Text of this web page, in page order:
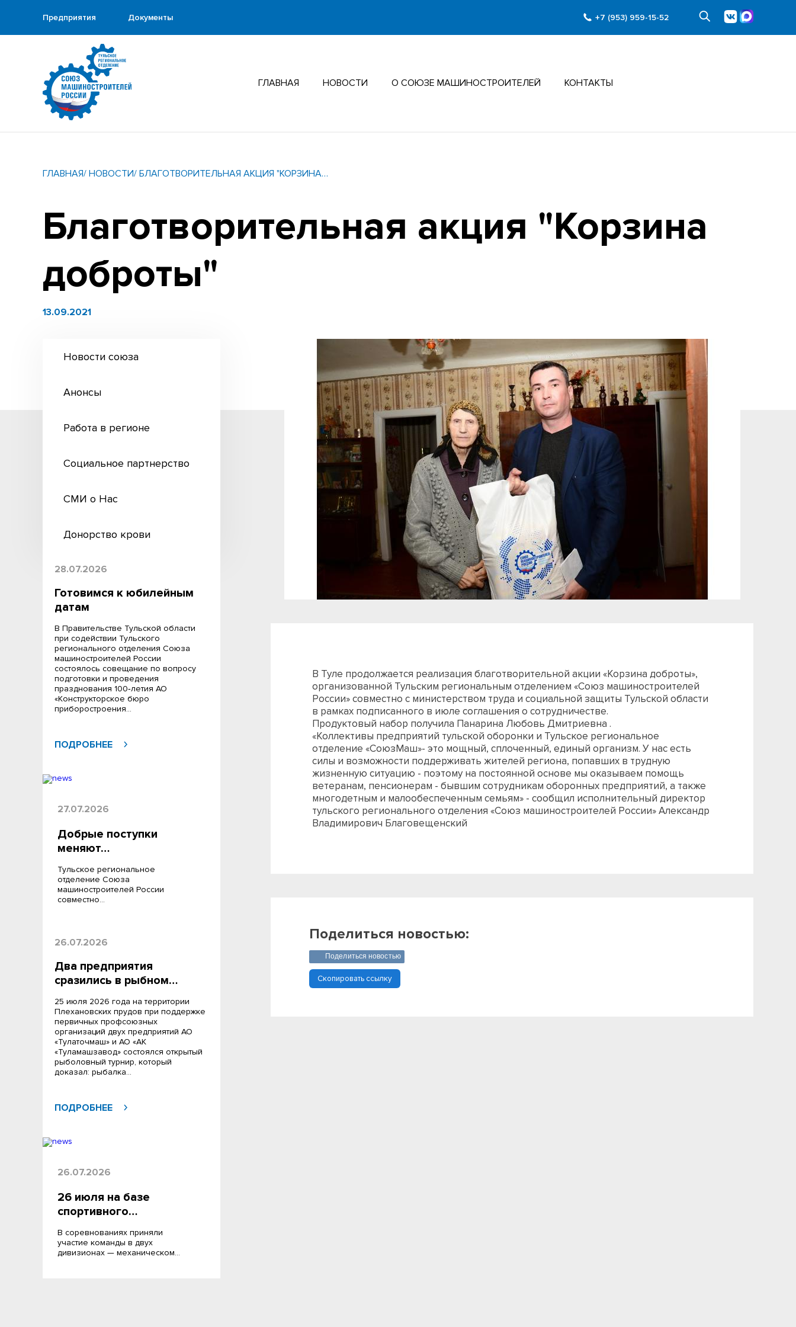
Предприятия Документы +7 (953) 959-15-52
ГЛАВНАЯ НОВОСТИ О СОЮЗЕ МАШИНОСТРОИТЕЛЕЙ КОНТАКТЫ
ГЛАВНАЯ/ НОВОСТИ/ БЛАГОТВОРИТЕЛЬНАЯ АКЦИЯ "КОРЗИНА…
Благотворительная акция "Корзина
доброты"
13.09.2021
Новости союза
Анонсы
Работа в регионе
Социальное партнерство
СМИ о Нас
Донорство крови
28.07.2026
Готовимся к юбилейным
датам
В Правительстве Тульской области
при содействии Тульского
регионального отделения Союза
машиностроителей России
состоялось совещание по вопросу
подготовки и проведения
празднования 100‑летия АО
«Конструкторское бюро
приборостроения…
ПОДРОБНЕЕ
27.07.2026
Добрые поступки
меняют…
Тульское региональное
отделение Союза
машиностроителей России
совместно…
26.07.2026
Два предприятия
сразились в рыбном…
25 июля 2026 года на территории
Плехановских прудов при поддержке
первичных профсоюзных
организаций двух предприятий АО
«Тулаточмаш» и АО «АК
«Туламашзавод» состоялся открытый
рыболовный турнир, который
доказал: рыбалка…
ПОДРОБНЕЕ
26.07.2026
26 июля на базе
спортивного…
В соревнованиях приняли
участие команды в двух
дивизионах — механическом…
В Туле продолжается реализация благотворительной акции «Корзина доброты»,
организованной Тульским региональным отделением «Союз машиностроителей
России» совместно с министерством труда и социальной защиты Тульской области
в рамках подписанного в июле соглашения о сотрудничестве.
Продуктовый набор получила Панарина Любовь Дмитриевна .
«Коллективы предприятий тульской оборонки и Тульское региональное
отделение «СоюзМаш»- это мощный, сплоченный, единый организм. У нас есть
силы и возможности поддерживать жителей региона, попавших в трудную
жизненную ситуацию - поэтому на постоянной основе мы оказываем помощь
ветеранам, пенсионерам - бывшим сотрудникам оборонных предприятий, а также
многодетным и малообеспеченным семьям» - сообщил исполнительный директор
тульского регионального отделения «Союз машиностроителей России» Александр
Владимирович Благовещенский
Поделиться новостью:
Поделиться новостью
Скопировать ссылку